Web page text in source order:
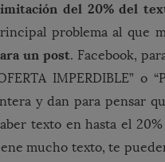
del 20% del
problema al que
un post. Facebook,
IMPERDIBLE” o
y dan para pensar
texto en hasta el
mucho texto, te